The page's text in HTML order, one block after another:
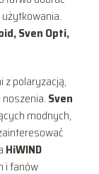
Sven Opti,
z polaryzacją,
Sven
modnych,
HiWIND
i fanów